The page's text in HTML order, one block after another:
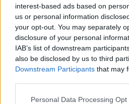
interest-based ads based on
us or personal information
your opt-out. You may separately
disclosure of your personal
IAB’s list of downstream
also be disclosed by us to third
Downstream Participants that may
Please note that this website/app
Personal Data Processing Opt